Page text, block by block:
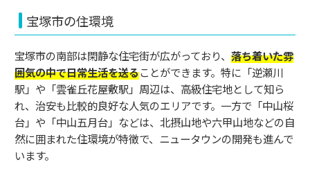
宝塚市の住環境
宝塚市の南部は閑静な住宅街が広がっており、 落ち着いた雰
囲気の中で日常生活を送ることができます。特に「逆瀬川
駅」や「雲雀丘花屋敷駅」周辺は、高級住宅地として知ら
れ、治安も比較的良好な人気のエリアです。一方で「中山桜
台」や「中山五月台」などは、北摂山地や六甲山地などの自
然に囲まれた住環境が特徴で、ニュータウンの開発も進んで
います。